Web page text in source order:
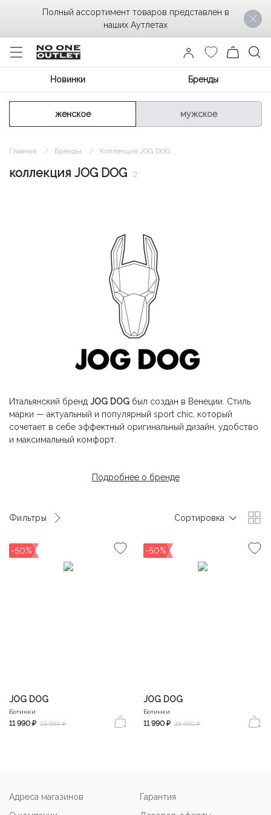
Новинки Бренды
женское мужское
Главная Бренды Коллекция JOG DOG
коллекция JOG DOG 2
Итальянский бренд JOG DOG был создан в Венеции. Стиль
марки — актуальный и популярный sport chic, который
сочетает в себе эффектный оригинальный дизайн, удобство
и максимальный комфорт.
материалов, подошвы и трендовых деталей, обеспечивают
Обувь для женщин, мужчин и детей от JOG DOGидеально
на горнолыжных курортах.
Подробнее о бренде
Фильтры Сортировка
-50%
JOG DOG
Ботинки
11 990 ₽ 23 990 ₽
-50%
JOG DOG
Ботинки
11 990 ₽ 23 990 ₽
Полный ассортимент товаров представлен в
наших Аутлетах
Адреса магазинов
Гарантия